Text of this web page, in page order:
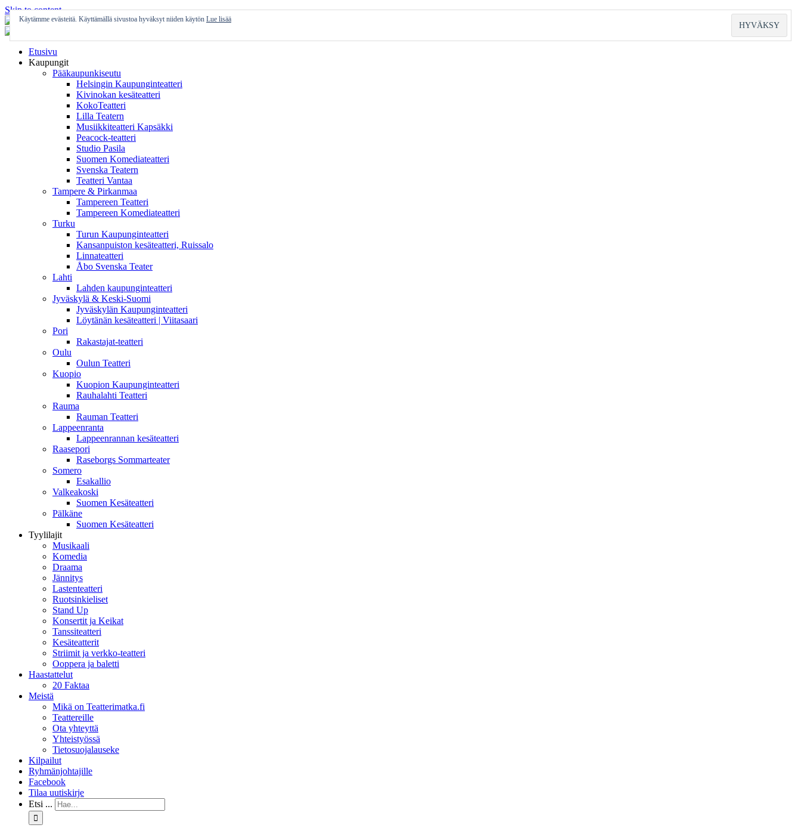
Skip to content
Etusivu
Kaupungit
Pääkaupunkiseutu
Helsingin Kaupunginteatteri
Kivinokan kesäteatteri
KokoTeatteri
Lilla Teatern
Musiikkiteatteri Kapsäkki
Peacock-teatteri
Studio Pasila
Suomen Komediateatteri
Svenska Teatern
Teatteri Vantaa
Tampere & Pirkanmaa
Tampereen Teatteri
Tampereen Komediateatteri
Turku
Turun Kaupunginteatteri
Kansanpuiston kesäteatteri, Ruissalo
Linnateatteri
Åbo Svenska Teater
Lahti
Lahden kaupunginteatteri
Jyväskylä & Keski-Suomi
Jyväskylän Kaupunginteatteri
Löytänän kesäteatteri | Viitasaari
Pori
Rakastajat-teatteri
Oulu
Oulun Teatteri
Kuopio
Kuopion Kaupunginteatteri
Rauhalahti Teatteri
Rauma
Rauman Teatteri
Lappeenranta
Lappeenrannan kesäteatteri
Raasepori
Raseborgs Sommarteater
Somero
Esakallio
Valkeakoski
Suomen Kesäteatteri
Pälkäne
Suomen Kesäteatteri
Tyylilajit
Musikaali
Komedia
Draama
Jännitys
Lastenteatteri
Ruotsinkieliset
Stand Up
Konsertit ja Keikat
Tanssiteatteri
Kesäteatterit
Striimit ja verkko-teatteri
Ooppera ja baletti
Haastattelut
20 Faktaa
Meistä
Mikä on Teatterimatka.fi
Teattereille
Ota yhteyttä
Yhteistyössä
Tietosuojalauseke
Kilpailut
Ryhmänjohtajille
Facebook
Tilaa uutiskirje
Etsi ...
Käytämme evästeitä. Käyttämällä sivustoa hyväksyt niiden käytön Lue lisää